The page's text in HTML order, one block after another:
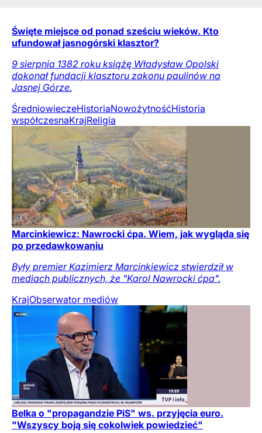
Święte miejsce od ponad sześciu wieków. Kto
ufundował jasnogórski klasztor?
9 sierpnia 1382 roku książę Władysław Opolski
dokonał fundacji klasztoru zakonu paulinów na
Jasnej Górze.
ŚredniowieczeHistoriaNowożytnośćHistoria
współczesnaKrajReligia
Marcinkiewicz: Nawrocki ćpa. Wiem, jak wygląda się
po przedawkowaniu
Były premier Kazimierz Marcinkiewicz stwierdził w
mediach publicznych, że "Karol Nawrocki ćpa".
KrajObserwator mediów
Belka o "propagandzie PiS" ws. przyjęcia euro.
"Wszyscy boją się cokolwiek powiedzieć"